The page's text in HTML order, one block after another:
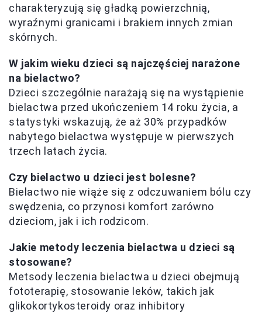
charakteryzują się gładką powierzchnią,
wyraźnymi granicami i brakiem innych zmian
skórnych.
W jakim wieku dzieci są najczęściej narażone
na bielactwo?
Dzieci szczególnie narażają się na wystąpienie
bielactwa przed ukończeniem 14 roku życia, a
statystyki wskazują, że aż 30% przypadków
nabytego bielactwa występuje w pierwszych
trzech latach życia.
Czy bielactwo u dzieci jest bolesne?
Bielactwo nie wiąże się z odczuwaniem bólu czy
swędzenia, co przynosi komfort zarówno
dzieciom, jak i ich rodzicom.
Jakie metody leczenia bielactwa u dzieci są
stosowane?
Metsody leczenia bielactwa u dzieci obejmują
fototerapię, stosowanie leków, takich jak
glikokortykosteroidy oraz inhibitory